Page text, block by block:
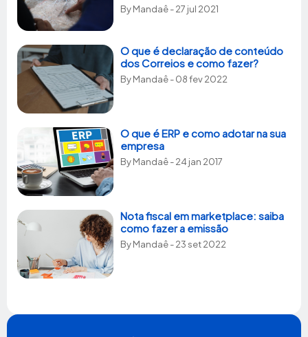
ByMandaê- 27 jul 2021
O que é declaração de conteúdo
dos Correios e como fazer?
ByMandaê- 08 fev 2022
O que é ERP e como adotar na sua
empresa
ByMandaê- 24 jan 2017
Nota fiscal em marketplace: saiba
como fazer a emissão
ByMandaê- 23 set 2022